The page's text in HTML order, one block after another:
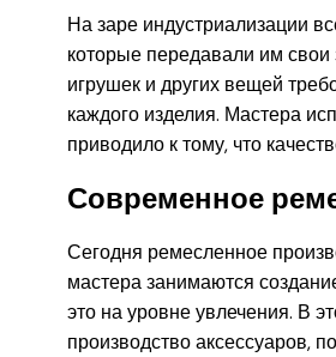
На заре индустриализации
которые передавали им
игрушек и других вещей
каждого изделия. Мастера
приводило к тому, что
Современное
Сегодня ремесленное
мастера занимаются
это на уровне увлечения. В
производство аксессуаров,